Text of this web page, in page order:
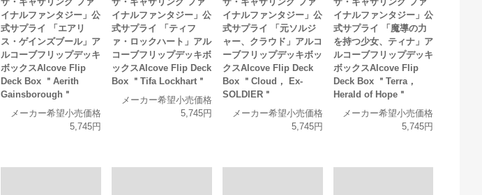
イナルファンタジー」公
式サプライ 「エアリ
ス・ゲインズブール」ア
ルコーブフリップデッキ
ボックスAlcove Flip
Deck Box ＂Aerith
Gainsborough＂
メーカー希望小売価格
5,745円
イナルファンタジー」公
式サプライ 「ティフ
ァ・ロックハート」アル
コーブフリップデッキボ
ックスAlcove Flip Deck
Box ＂Tifa Lockhart＂
メーカー希望小売価格
5,745円
イナルファンタジー」公
式サプライ 「元ソルジ
ャー、クラウド」アルコ
ーブフリップデッキボッ
クスAlcove Flip Deck
Box ＂Cloud， Ex-
SOLDIER＂
メーカー希望小売価格
5,745円
イナルファンタジー」公
式サプライ 「魔導の力
を持つ少女、ティナ」ア
ルコーブフリップデッキ
ボックスAlcove Flip
Deck Box ＂Terra，
Herald of Hope＂
メーカー希望小売価格
5,745円